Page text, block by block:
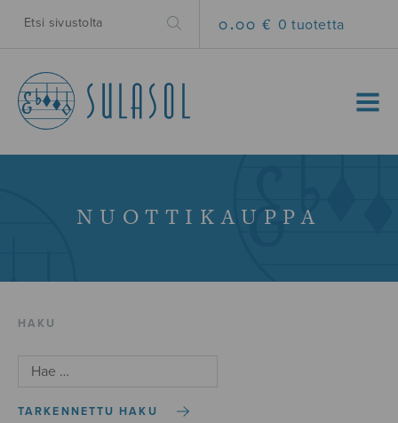
0.00 € 0 tuotetta
MENU
NUOTTIKAUPPA
HAKU
TARKENNETTU HAKU